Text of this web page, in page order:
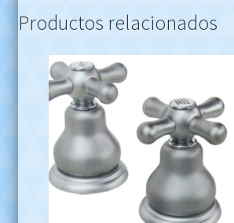
Productos relacionados